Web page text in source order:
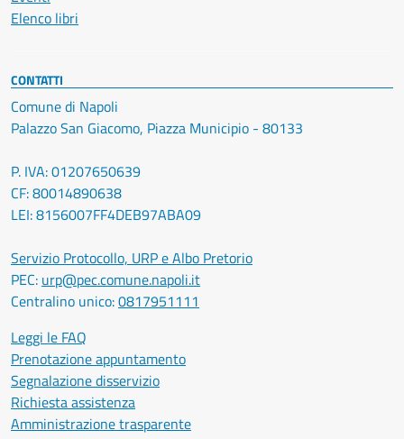
Elenco libri
CONTATTI
Comune di Napoli
Palazzo San Giacomo, Piazza Municipio - 80133
P. IVA: 01207650639
CF: 80014890638
LEI: 8156007FF4DEB97ABA09
Servizio Protocollo, URP e Albo Pretorio
PEC: urp@pec.comune.napoli.it
Centralino unico:0817951111
Leggi le FAQ
Prenotazione appuntamento
Segnalazione disservizio
Richiesta assistenza
Amministrazione trasparente